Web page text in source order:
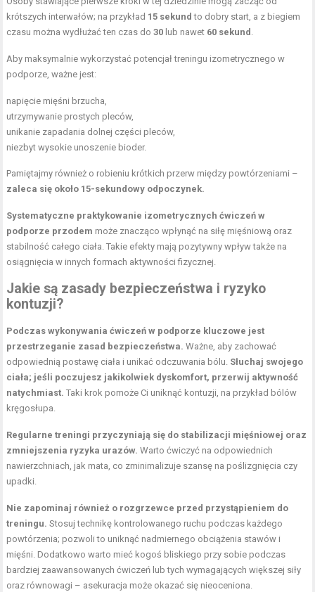
krótszych interwałów; na przykład 15 sekund to dobry start, a z biegiem
czasu można wydłużać ten czas do30 lub nawet 60 sekund .
Aby maksymalnie wykorzystać potencjał treningu izometrycznego w
podporze, ważne jest:
napięcie mięśni brzucha,
utrzymywanie prostych pleców,
unikanie zapadania dolnej części pleców,
niezbyt wysokie unoszenie bioder.
Pamiętajmy również o robieniu krótkich przerw między powtórzeniami –
zaleca się około 15-sekundowy odpoczynek.
Systematyczne praktykowanie izometrycznych ćwiczeń w
podporze przodem może znacząco wpłynąć na siłę mięśniową oraz
stabilność całego ciała. Takie efekty mają pozytywny wpływ także na
osiągnięcia w innych formach aktywności fizycznej.
Jakie są zasady bezpieczeństwa i ryzyko
kontuzji?
Podczas wykonywania ćwiczeń w podporze kluczowe jest
przestrzeganie zasad bezpieczeństwa. Ważne, aby zachować
odpowiednią postawę ciała i unikać odczuwania bólu. Słuchaj swojego
ciała; jeśli poczujesz jakikolwiek dyskomfort, przerwij aktywność
natychmiast. Taki krok pomoże Ci uniknąć kontuzji, na przykład bólów
kręgosłupa.
Regularne treningi przyczyniają się do stabilizacji mięśniowej oraz
zmniejszenia ryzyka urazów. Warto ćwiczyć na odpowiednich
nawierzchniach, jak mata, co zminimalizuje szansę na poślizgnięcia czy
upadki.
Nie zapominaj również o rozgrzewce przed przystąpieniem do
treningu. Stosuj technikę kontrolowanego ruchu podczas każdego
powtórzenia; pozwoli to uniknąć nadmiernego obciążenia stawów i
mięśni. Dodatkowo warto mieć kogoś bliskiego przy sobie podczas
bardziej zaawansowanych ćwiczeń lub tych wymagających większej siły
oraz równowagi – asekuracja może okazać się nieoceniona.